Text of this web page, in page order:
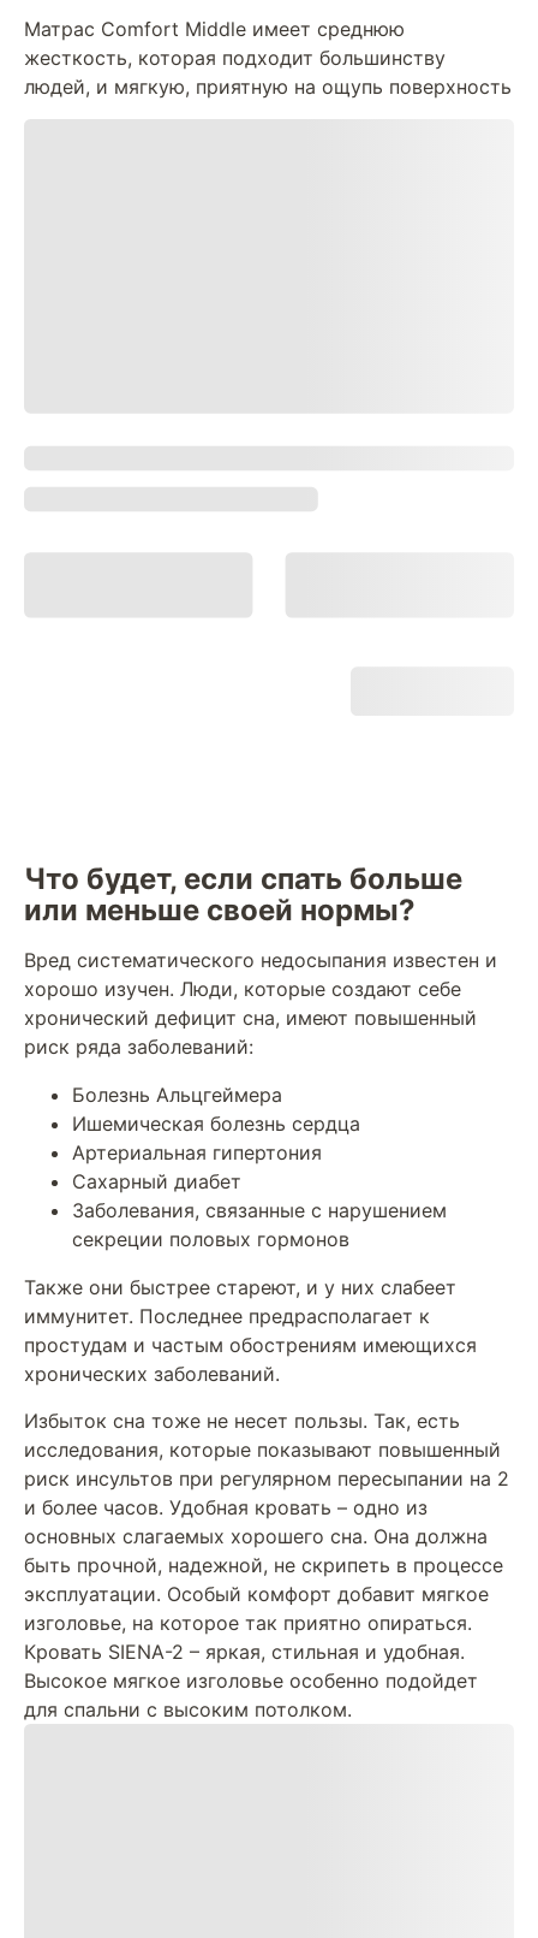
Матрас Comfort Middle имеет среднюю
жесткость, которая подходит большинству
людей, и мягкую, приятную на ощупь поверхность
Что будет, если спать больше
или меньше своей нормы?
Вред систематического недосыпания известен и
хорошо изучен. Люди, которые создают себе
хронический дефицит сна, имеют повышенный
риск ряда заболеваний:
Болезнь Альцгеймера
Ишемическая болезнь сердца
Артериальная гипертония
Сахарный диабет
Заболевания, связанные с нарушением
секреции половых гормонов
Также они быстрее стареют, и у них слабеет
иммунитет. Последнее предрасполагает к
простудам и частым обострениям имеющихся
хронических заболеваний.
Избыток сна тоже не несет пользы. Так, есть
исследования, которые показывают повышенный
риск инсультов при регулярном пересыпании на 2
и более часов. Удобная кровать – одно из
основных слагаемых хорошего сна. Она должна
быть прочной, надежной, не скрипеть в процессе
эксплуатации. Особый комфорт добавит мягкое
изголовье, на которое так приятно опираться.
Кровать SIENA-2 – яркая, стильная и удобная.
Высокое мягкое изголовье особенно подойдет
для спальни с высоким потолком.